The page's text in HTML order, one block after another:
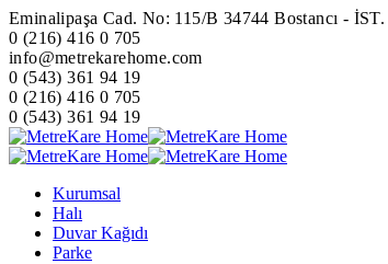
Eminalipaşa Cad. No: 115/B 34744 Bostancı - İST.
0 (216) 416 0 705
info@metrekarehome.com
0 (543) 361 94 19
0 (216) 416 0 705
0 (543) 361 94 19
Kurumsal
Halı
Duvar Kağıdı
Parke